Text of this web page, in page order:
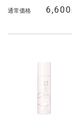
通常価格 6,600